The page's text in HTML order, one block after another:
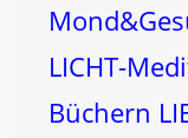
LICHT-
Büchern